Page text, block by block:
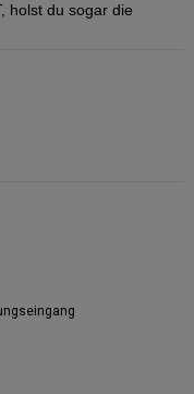
holst du sogar die